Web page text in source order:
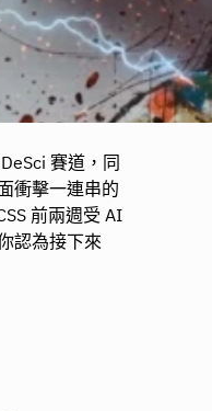
賽道，同
衝擊一連串的
前兩週受 AI
認為接下來